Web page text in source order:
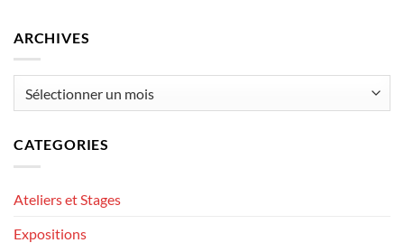
ARCHIVES
CATEGORIES
Ateliers et Stages
Expositions